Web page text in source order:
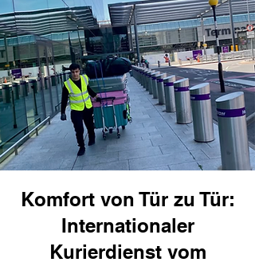
Komfort von Tür zu Tür:
Internationaler
Kurierdienst vom